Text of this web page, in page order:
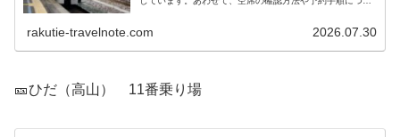
rakutie-travelnote.com 2026.07.30
🎫ひだ（高山） 11番乗り場